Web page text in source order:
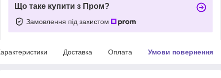
Що таке купити з Пром?
Замовлення під захистом
Доставка Оплата Умови повернення